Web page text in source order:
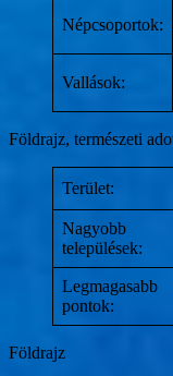
Népcsoportok:
Vallások:
Földrajz, természeti
Terület:
Nagyobb
települések:
Legmagasabb
pontok:
Földrajz